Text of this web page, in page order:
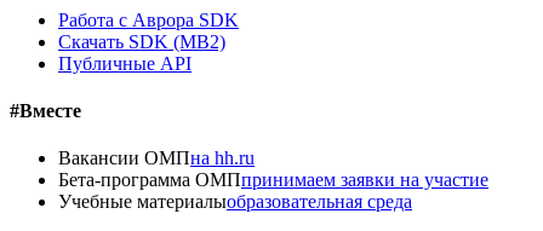
Работа с Аврора SDK
Скачать SDK (MB2)
Публичные API
#Вместе
Вакансии ОМПна hh.ru
Бета-программа ОМПпринимаем заявки на участие
Учебные материалыобразовательная среда